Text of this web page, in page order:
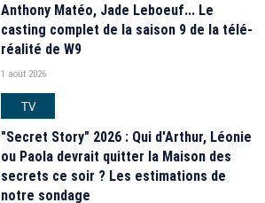
Anthony Matéo, Jade Leboeuf... Le
casting complet de la saison 9 de la télé-
réalité de W9
1 août 2026
TV
"Secret Story" 2026 : Qui d'Arthur, Léonie
ou Paola devrait quitter la Maison des
secrets ce soir ? Les estimations de
notre sondage